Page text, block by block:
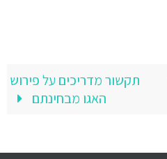
תקשור מדריכים על פירוש
האגו מבחינתם